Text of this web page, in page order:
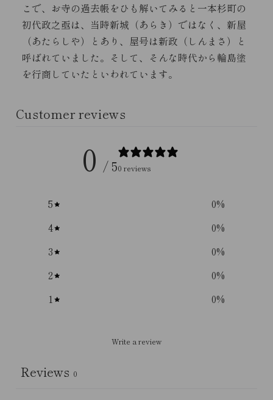
こで、お寺の過去帳をひも解いてみると一本杉町の
初代政之亟は、当時新城（あらき）ではなく、新屋
（あたらしや）とあり、屋号は新政（しんまさ）と
呼ばれていました。そして、そんな時代から輪島塗
を行商していたといわれています。
Customer reviews
0 / 50 reviews
5 0%
4
0%
3
0%
2
0%
1
0%
Write a review
Reviews 0